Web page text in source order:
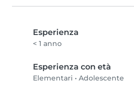
Esperienza
< 1 anno
Esperienza con età
Elementari • Adolescente